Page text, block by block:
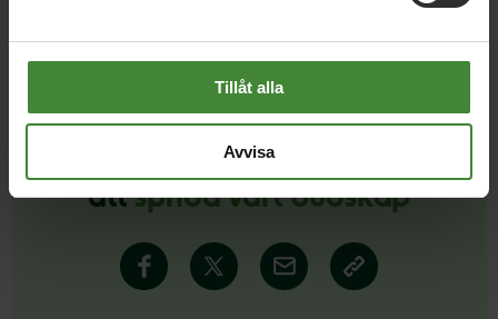
Tillåt alla
Avvisa
Dela denna sida och hjälp oss
attsprida vårt budskap